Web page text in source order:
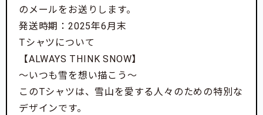
のメールをお送りします。
発送時期：2025年6月末
Tシャツについて
【ALWAYS THINK SNOW】
～いつも雪を想い描こう～
このTシャツは、雪山を愛する人々のための特別な
デザインです。